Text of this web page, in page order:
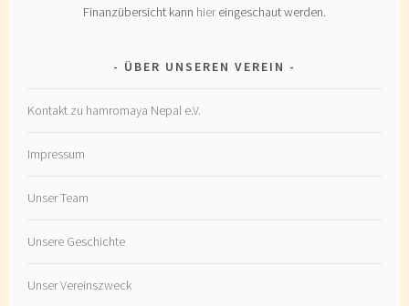
Finanzübersicht kann hiereingeschaut werden.
ÜBER UNSEREN VEREIN
Kontakt zu hamromaya Nepal e.V.
Impressum
Unser Team
Unsere Geschichte
Unser Vereinszweck